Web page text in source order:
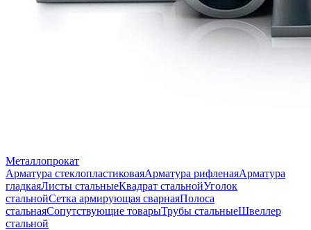
Металлопрокат
Арматура стеклопластиковаяАрматура рифленаяАрматура
гладкаяЛисты стальныеКвадрат стальнойУголок
стальнойСетка армирующая сварнаяПолоса
стальнаяСопутствующие товарыТрубы стальныеШвеллер
стальной